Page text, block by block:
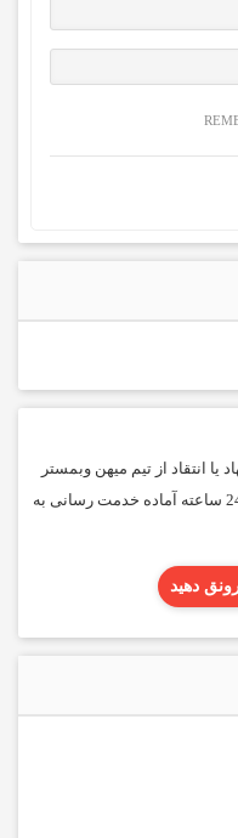
انتقاد از تیم میهن وبمستر
با ما تماس بگیرید.کارشناسان پشتیبانی ما 24 ساعته آماده خدمت رسانی به
دهید